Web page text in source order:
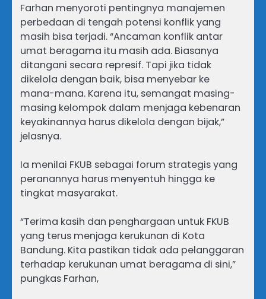
Farhan menyoroti pentingnya manajemen
perbedaan di tengah potensi konflik yang
masih bisa terjadi. “Ancaman konflik antar
umat beragama itu masih ada. Biasanya
ditangani secara represif. Tapi jika tidak
dikelola dengan baik, bisa menyebar ke
mana-mana. Karena itu, semangat masing-
masing kelompok dalam menjaga kebenaran
keyakinannya harus dikelola dengan bijak,”
jelasnya.
Ia menilai FKUB sebagai forum strategis yang
peranannya harus menyentuh hingga ke
tingkat masyarakat.
“Terima kasih dan penghargaan untuk FKUB
yang terus menjaga kerukunan di Kota
Bandung. Kita pastikan tidak ada pelanggaran
terhadap kerukunan umat beragama di sini,”
pungkas Farhan,